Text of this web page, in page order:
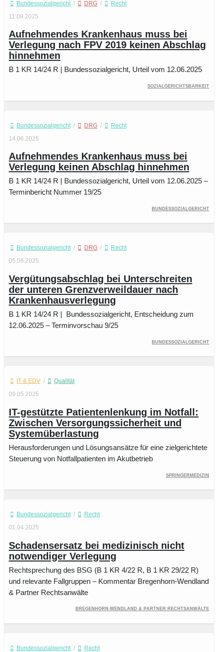
Bundessozialgericht / DRG /
Recht
11.09.2025
Aufnehmendes Krankenhaus muss bei
Verlegung nach FPV 2019 keinen Abschlag
hinnehmen
B 1 KR 14/24 R | Bundessozialgericht, Urteil vom 12.06.2025
Sozialgerichtsbarkeit
Bundessozialgericht / DRG /
Recht
14.06.2025
Aufnehmendes Krankenhaus muss bei
Verlegung keinen Abschlag hinnehmen
B 1 KR 14/24 R | Bundessozialgericht, Urteil vom 12.06.2025 –
Terminbericht Nummer 19/25
Bundessozialgericht
Bundessozialgericht / DRG /
Recht
05.06.2025
Vergütungsabschlag bei Unterschreiten
der unteren Grenzverweildauer nach
Krankenhausverlegung
B 1 KR 14/24 R | Bundessozialgericht, Entscheidung zum
12.06.2025 – Terminvorschau 9/25
Bundessozialgericht
IT & EDV /
Qualität
09.05.2025
IT-gestützte Patientenlenkung im Notfall:
Zwischen Versorgungssicherheit und
Systemüberlastung
Herausforderungen und Lösungsansätze für eine zielgerichtete
Steuerung von Notfallpatienten im Akutbetrieb
SpringerMedizin
Bundessozialgericht /
Recht
01.04.2025
Schadensersatz bei medizinisch nicht
notwendiger Verlegung
Rechtsprechung des BSG (B 1 KR 4/22 R, B 1 KR 29/22 R)
und relevante Fallgruppen – Kommentar Bregenhorn-Wendland
& Partner Rechtsanwälte
Bregenhorn-Wendland & Partner Rechtsanwälte
Bundessozialgericht /
Recht